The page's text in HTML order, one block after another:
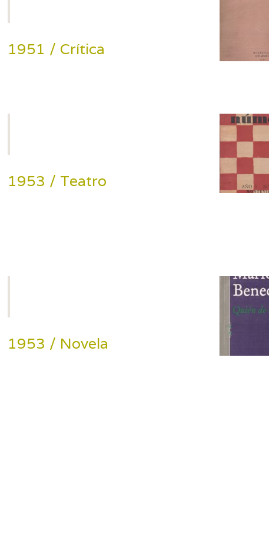
1951 / Crítica
1953 / Teatro
1953 / Novela